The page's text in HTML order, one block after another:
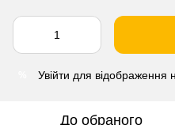
Увійти для відображення
До обраного